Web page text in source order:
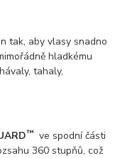
tak, aby vlasy snadno
hladkému
tahaly,
™ ve spodní části
360 stupňů, což